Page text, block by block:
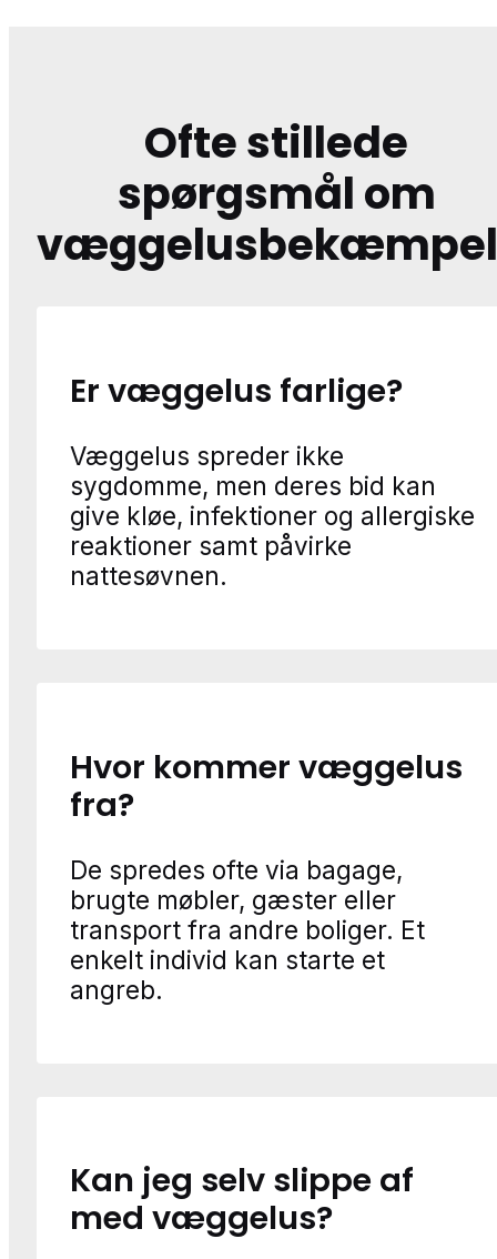
Ofte stillede
spørgsmål om
Er væggelus farlige?
Væggelus spreder ikke
sygdomme, men deres bid kan
give kløe, infektioner og allergiske
reaktioner samt påvirke
nattesøvnen.
Hvor kommer væggelus
fra?
De spredes ofte via bagage,
brugte møbler, gæster eller
transport fra andre boliger. Et
enkelt individ kan starte et
angreb.
Kan jeg selv slippe af
med væggelus?